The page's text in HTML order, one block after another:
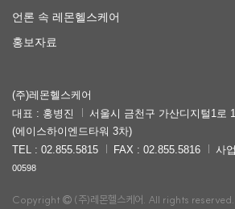
언론 속 레몬헬스케어
홍보자료
(주)레몬헬스케어
대표 : 홍병진
서울시 금천구 가산디지털1로
(에이스하이엔드타워 3차)
TEL : 02.855.5815
FAX : 02.855.5816 사
00598
Copyright (주)레몬헬스케어. All rights reserved.